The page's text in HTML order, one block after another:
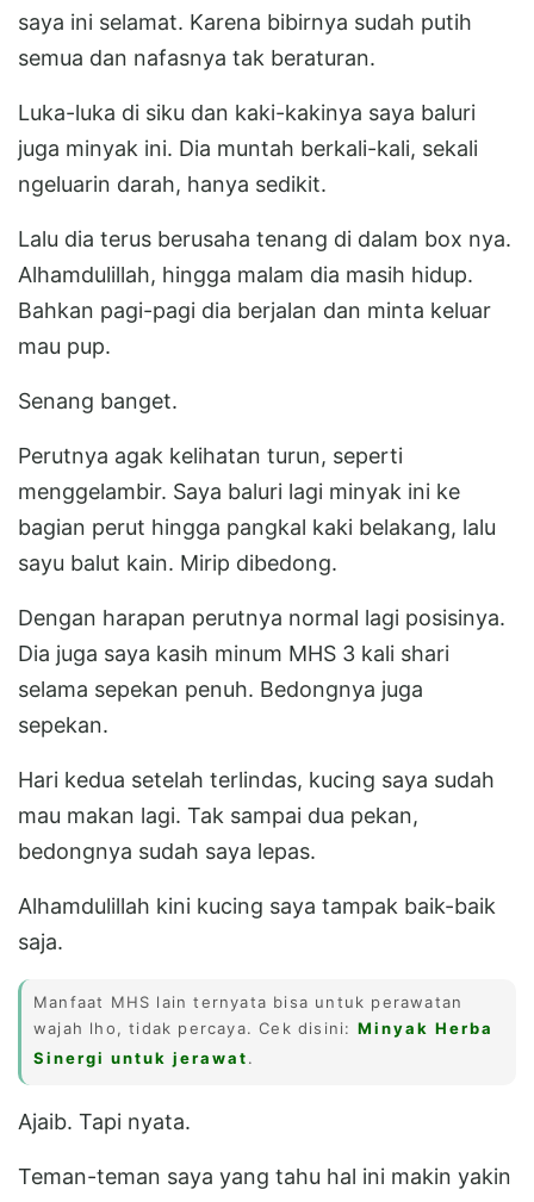
saya ini selamat. Karena bibirnya sudah putih
semua dan nafasnya tak beraturan.
Luka-luka di siku dan kaki-kakinya saya baluri
juga minyak ini. Dia muntah berkali-kali, sekali
ngeluarin darah, hanya sedikit.
Lalu dia terus berusaha tenang di dalam box nya.
Alhamdulillah, hingga malam dia masih hidup.
Bahkan pagi-pagi dia berjalan dan minta keluar
mau pup.
Senang banget.
Perutnya agak kelihatan turun, seperti
menggelambir. Saya baluri lagi minyak ini ke
bagian perut hingga pangkal kaki belakang, lalu
sayu balut kain. Mirip dibedong.
Dengan harapan perutnya normal lagi posisinya.
Dia juga saya kasih minum MHS 3 kali shari
selama sepekan penuh. Bedongnya juga
sepekan.
Hari kedua setelah terlindas, kucing saya sudah
mau makan lagi. Tak sampai dua pekan,
bedongnya sudah saya lepas.
Alhamdulillah kini kucing saya tampak baik-baik
saja.
Manfaat MHS lain ternyata bisa untuk perawatan
wajah lho, tidak percaya. Cek disini: Minyak Herba
Sinergi untuk jerawat.
Ajaib. Tapi nyata.
Teman-teman saya yang tahu hal ini makin yakin